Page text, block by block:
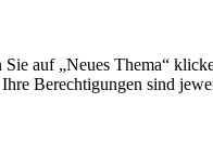
auf „Neues Thema“
Berechtigungen sind